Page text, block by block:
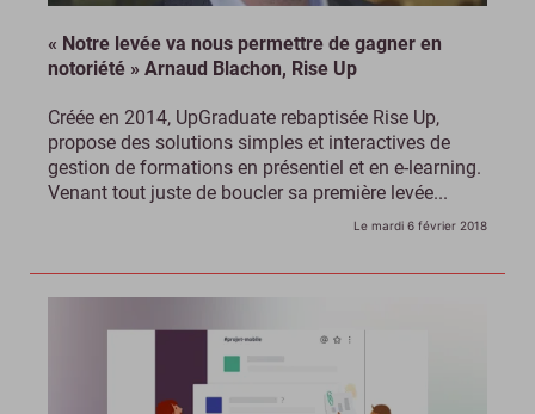
« Notre levée va nous permettre de gagner en
notoriété » Arnaud Blachon, Rise Up
Créée en 2014, UpGraduate rebaptisée Rise Up,
propose des solutions simples et interactives de
gestion de formations en présentiel et en e-learning.
Venant tout juste de boucler sa première levée...
Le mardi 6 février 2018